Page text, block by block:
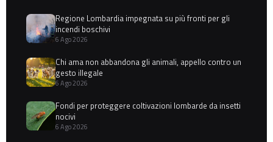
Regione Lombardia impegnata su più fronti per gli
incendi boschivi
6 Ago 2026
Chi ama non abbandona gli animali, appello contro un
gesto illegale
6 Ago 2026
Fondi per proteggere coltivazioni lombarde da insetti
nocivi
6 Ago 2026